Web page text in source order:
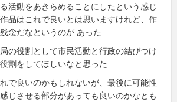
活動をあきらめることにしたという感じ
品はこれで良いとは思いますけれど、作
念だなというのが あった
の役割として市民活動と行政の結びつけ
割をしてほしいなと思った
で良いのかもしれないが、最後に可能性
じさせる部分があっても良いのかなとも